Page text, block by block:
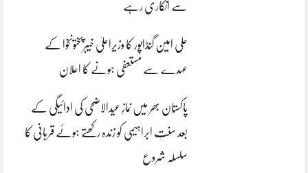
سے انکاری رہے
علی امین گنڈاپور کا وزیراعلیٰ خیبرپختونخوا کے
عہدے سے مستعفی ہونے کا اعلان
پاکستان بھر میں نمازِ عیدالاضحی کی ادائیگی کے
بعد سنتِ ابراہیمی کو زندہ رکھتے ہوئے قربانی کا
سلسلہ شروع